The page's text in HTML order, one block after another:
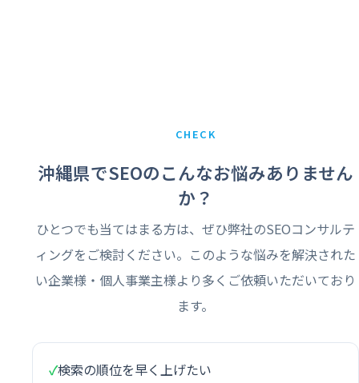
CHECK
沖縄県でSEOのこんなお悩みありません
か？
ひとつでも当てはまる方は、ぜひ弊社のSEOコンサルテ
ィングをご検討ください。このような悩みを解決された
い企業様・個人事業主様より多くご依頼いただいており
ます。
✓検索の順位を早く上げたい